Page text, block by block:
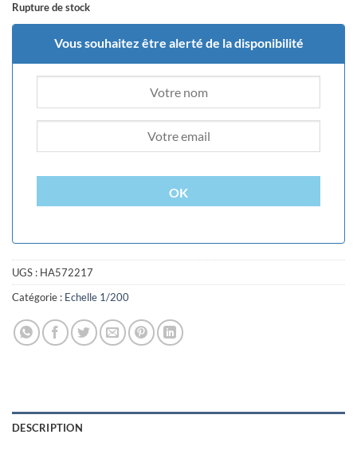
Rupture de stock
Vous souhaitez être alerté de la disponibilité
OK
UGS : HA572217
Catégorie : Echelle 1/200
DESCRIPTION